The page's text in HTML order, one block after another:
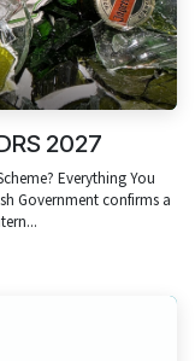
2027
Everything You
Government confirms a